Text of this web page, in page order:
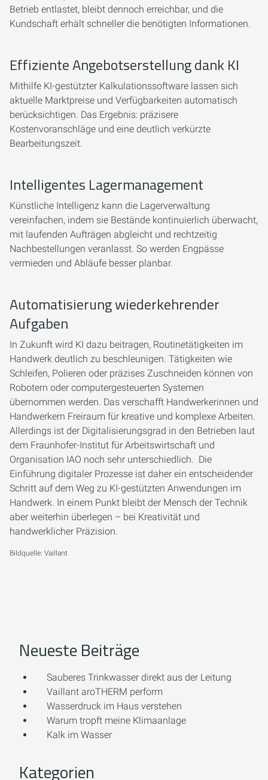
Betrieb entlastet, bleibt dennoch erreichbar, und die
Kundschaft erhält schneller die benötigten Informationen.
Effiziente Angebotserstellung dank KI
Mithilfe KI-gestützter Kalkulationssoftware lassen sich
aktuelle Marktpreise und Verfügbarkeiten automatisch
berücksichtigen. Das Ergebnis: präzisere
Kostenvoranschläge und eine deutlich verkürzte
Bearbeitungszeit.
Intelligentes Lagermanagement
Künstliche Intelligenz kann die Lagerverwaltung
vereinfachen, indem sie Bestände kontinuierlich überwacht,
mit laufenden Aufträgen abgleicht und rechtzeitig
Nachbestellungen veranlasst. So werden Engpässe
vermieden und Abläufe besser planbar.
Automatisierung wiederkehrender
Aufgaben
In Zukunft wird KI dazu beitragen, Routinetätigkeiten im
Handwerk deutlich zu beschleunigen. Tätigkeiten wie
Schleifen, Polieren oder präzises Zuschneiden können von
Robotern oder computergesteuerten Systemen
übernommen werden. Das verschafft Handwerkerinnen und
Handwerkern Freiraum für kreative und komplexe Arbeiten.
Allerdings ist der Digitalisierungsgrad in den Betrieben laut
dem Fraunhofer-Institut für Arbeitswirtschaft und
Organisation IAO noch sehr unterschiedlich. Die
Einführung digitaler Prozesse ist daher ein entscheidender
Schritt auf dem Weg zu KI-gestützten Anwendungen im
Handwerk. In einem Punkt bleibt der Mensch der Technik
aber weiterhin überlegen – bei Kreativität und
handwerklicher Präzision.
Bildquelle: Vaillant
Neueste Beiträge
Sauberes Trinkwasser direkt aus der Leitung
Vaillant aroTHERM perform
Wasserdruck im Haus verstehen
Warum tropft meine Klimaanlage
Kalk im Wasser
Kategorien